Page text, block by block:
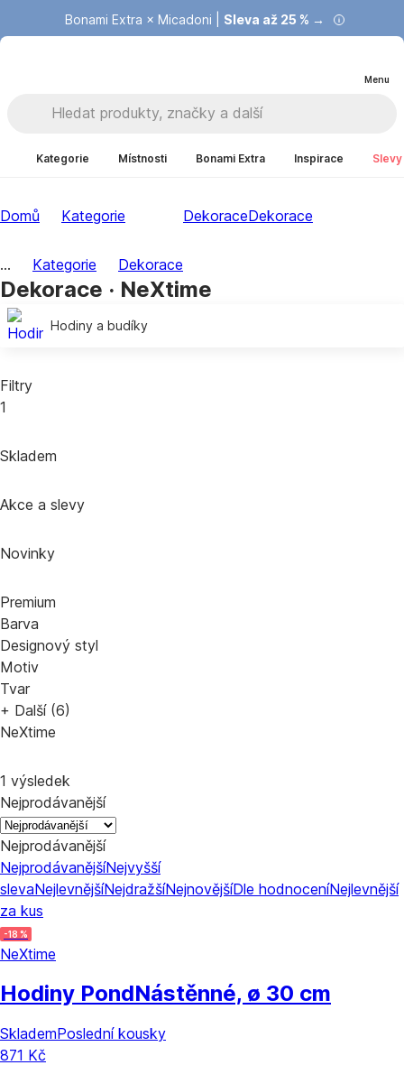
Bonami Extra × Micadoni | Sleva až 25 % →
Summer Sale | Ušetřete až 40 % →
Menu
Kategorie Místnosti Bonami Extra Inspirace
Domů Kategorie DekoraceDekorace
... Kategorie Dekorace
Dekorace · NeXtime
Hodiny a budíky
Filtry
1
Skladem
Akce a slevy
Novinky
Premium
Barva
Designový styl
Motiv
Tvar
+ Další (6)
NeXtime
1 výsledek
Nejprodávanější
Nejprodávanější
NejprodávanějšíNejvyšší
slevaNejlevnějšíNejdražšíNejnovějšíDle hodnoceníNejlevnější
za kus
-18 %
NeXtime
Hodiny PondNástěnné, ø 30 cm
SklademPoslední kousky
871 Kč